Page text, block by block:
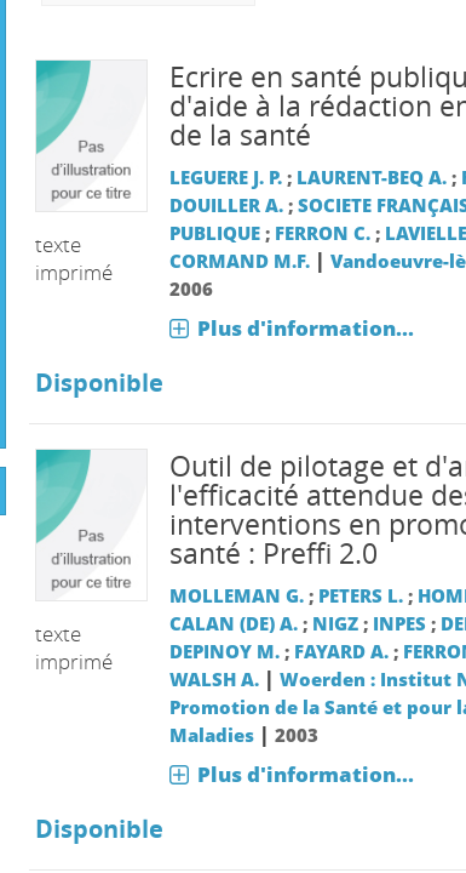
texte
imprimé
Ecrire en santé
d'aide à la rédaction
de la santé
LEGUERE J. P.; LAURENT-BEQ A.;
DOUILLER A.; SOCIETE
PUBLIQUE; FERRON C.;
CORMAND M.F. | Vandoeuvre-
2006
Plus d'information...
Disponible
texte
imprimé
Outil de pilotage et
l'efficacité attendue
interventions en
santé : Preffi 2.0
MOLLEMAN G.; PETERS L.;
CALAN (DE) A.; NIGZ; INPES;
DEPINOY M.; FAYARD A.;
WALSH A. | Woerden : Institut
Promotion de la Santé et pour
Maladies| 2003
Plus d'information...
Disponible